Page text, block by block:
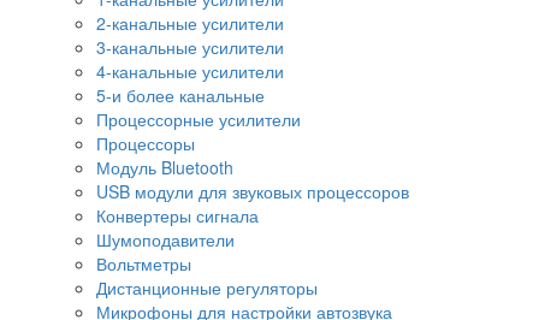
2-канальные усилители
3-канальные усилители
4-канальные усилители
5-и более канальные
Процессорные усилители
Процессоры
Модуль Bluetooth
USB модули для звуковых процессоров
Конвертеры сигнала
Шумоподавители
Вольтметры
Дистанционные регуляторы
Микрофоны для настройки автозвука